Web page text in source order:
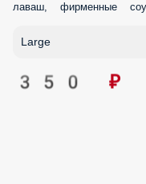
лаваш, фирменные
Large
350 ₽